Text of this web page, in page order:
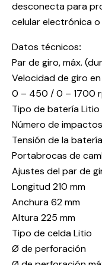
desconecta para
celular electrónica
Datos técnicos:
Par de giro, máx.
Velocidad de giro
0 – 450 / 0 – 1700
Tipo de batería Litio
Número de
Tensión de la
Portabrocas de
Ajustes del par de
Longitud 210 mm
Anchura 62 mm
Altura 225 mm
Tipo de celda Litio
Ø de perforación